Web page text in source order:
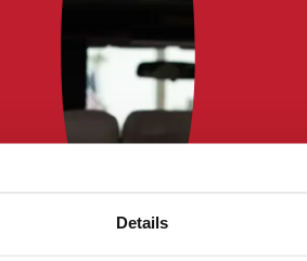
Details